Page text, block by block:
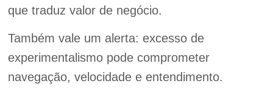
que traduz valor de negócio.
Também vale um alerta: excesso de
experimentalismo pode comprometer
navegação, velocidade e entendimento.